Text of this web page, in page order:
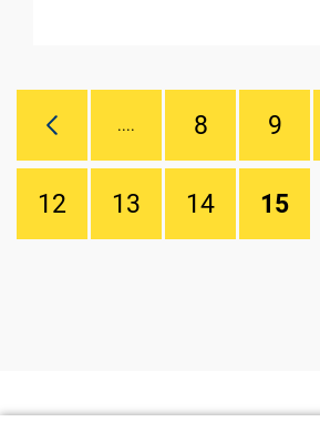
.... 8 9
12 13 14 15